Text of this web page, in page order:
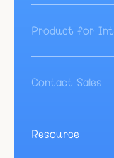
Product for
Contact Sales
Resource